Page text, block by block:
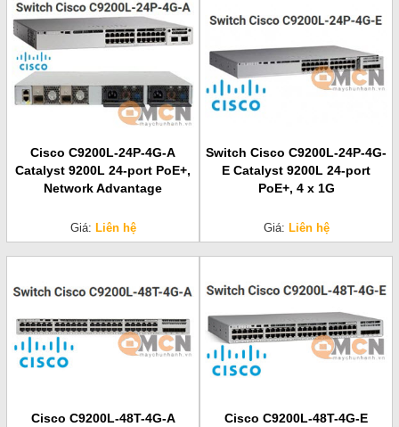
Cisco C9200L-24P-4G-A
Catalyst 9200L 24-port PoE+,
Network Advantage
Giá: Liên hệ
Switch Cisco C9200L-24P-4G-
E Catalyst 9200L 24-port
PoE+, 4 x 1G
Giá: Liên hệ
Cisco C9200L-48T-4G-A
Cisco C9200L-48T-4G-E